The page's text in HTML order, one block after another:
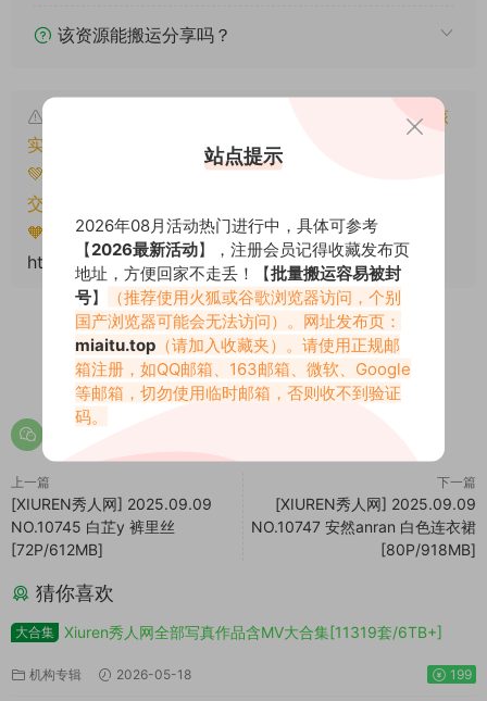
该资源能搬运分享吗？
本文资源仅供个人参考学习，请勿批量搬运，一经核
实将封禁账号权限！
💚本文资源均来源网友分享，若侵犯了您的权益可以提
交工单处理。
🧡转载请注明出处！原文链接：
https://www.miaitu.net/78861.html
0 0
上一篇
[XIUREN秀人网] 2025.09.09
NO.10745 白芷y 裤里丝
[72P/612MB]
下一篇
[XIUREN秀人网] 2025.09.09
NO.10747 安然anran 白色连衣裙
[80P/918MB]
猜你喜欢
大合集 Xiuren秀人网全部写真作品含MV大合集[11319套/6TB+]
机构专辑 2026-05-18 199
站点提示
2026年08月活动热门进行中，具体可参考
【2026最新活动】，注册会员记得收藏发布页
地址，方便回家不走丢！【批量搬运容易被封
号】
（推荐使用火狐或谷歌浏览器访问，个别
国产浏览器可能会无法访问）。网址发布页：
miaitu.top （请加入收藏夹）。请使用正规邮
箱注册，如QQ邮箱、163邮箱、微软、Google
等邮箱，切勿使用临时邮箱，否则收不到验证
码。